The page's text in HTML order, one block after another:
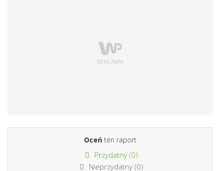
Oceńten raport
Przydatny (0)
Nieprzydatny (0)